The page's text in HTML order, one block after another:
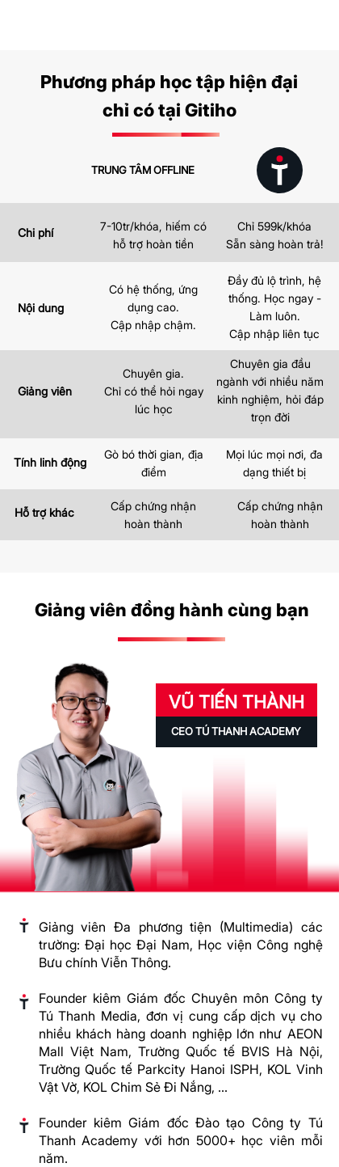
Phương pháp học tập hiện đại
chỉ có tại Gitiho
Chuyên gia.
Chỉ có thể hỏi ngay
lúc học
Có hệ thống, ứng
dụng cao.
Cập nhập chậm.
7-10tr/khóa, hiếm có
hỗ trợ hoàn tiền
Cấp chứng nhận
hoàn thành
Chuyên gia đầu
ngành với nhiều năm
kinh nghiệm, hỏi đáp
trọn đời
Đầy đủ lộ trình, hệ
thống. Học ngay -
Làm luôn.
Cập nhập liên tục
Chỉ 599k/khóa
Sẵn sàng hoàn trả!
Cấp chứng nhận
hoàn thành
Giảng viên
Nội dung
Chi phí
Hỗ trợ khác
Mọi lúc mọi nơi, đa
dạng thiết bị
Tính linh động
Gò bó thời gian, địa
điểm
TRUNG TÂM OFFLINE
Giảng viên đồng hành cùng bạn
Giảng viên Đa phương tiện (Multimedia) các
trường: Đại học Đại Nam, Học viện Công nghệ
Bưu chính Viễn Thông.
Founder kiêm Giám đốc Chuyên môn Công ty
Tú Thanh Media, đơn vị cung cấp dịch vụ cho
nhiều khách hàng doanh nghiệp lớn như AEON
Mall Việt Nam, Trường Quốc tế BVIS Hà Nội,
Trường Quốc tế Parkcity Hanoi ISPH, KOL Vinh
Vật Vờ, KOL Chim Sẻ Đi Nắng, …
Founder kiêm Giám đốc Đào tạo Công ty Tú
Thanh Academy với hơn 5000+ học viên mỗi
năm.
VŨ TIẾN THÀNH
CEO TÚ THANH ACADEMY